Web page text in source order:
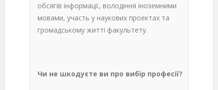
обсягів інформації, володіння іноземними
мовами, участь у наукових проектах та
громадському житті факультету.
Чи не шкодуєте ви про вибір професії?